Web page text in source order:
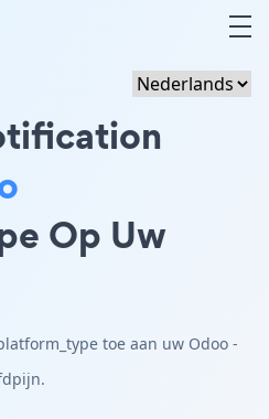
Op Uw
toe aan uw Odoo -